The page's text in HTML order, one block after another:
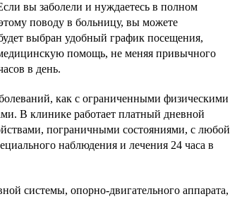
вы заболели и нуждаетесь в полном
поводу в больницу, вы можете
выбран удобный график посещения,
помощь, не меняя привычного
в день.
как с ограниченными физическими
В клинике работает платный дневной
пограничными состояниями, с любой
наблюдения и лечения 24 часа в
системы, опорно-двигательного аппарата,